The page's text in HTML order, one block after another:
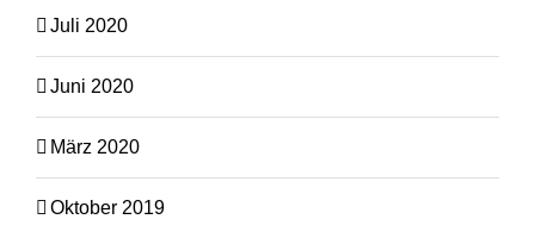
Juli 2020
Juni 2020
März 2020
Oktober 2019